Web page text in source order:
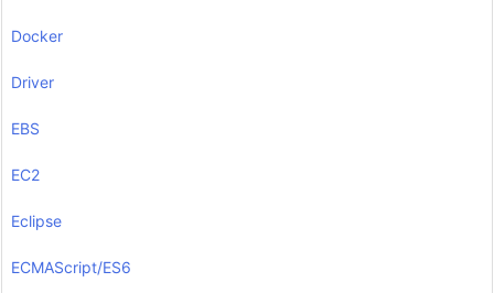
Docker
Driver
EBS
EC2
Eclipse
ECMAScript/ES6